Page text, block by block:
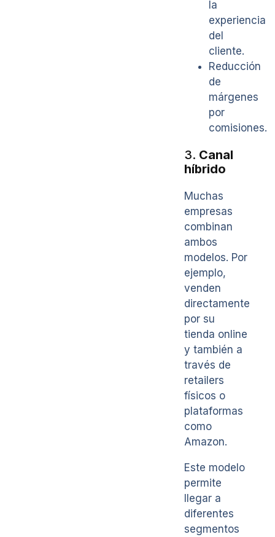
la
experiencia
del
cliente.
Reducción
de
márgenes
por
comisiones.
3. Canal
híbrido
Muchas
empresas
combinan
ambos
modelos. Por
ejemplo,
venden
directamente
por su
tienda online
y también a
través de
retailers
físicos o
plataformas
como
Amazon.
Este modelo
permite
llegar a
diferentes
segmentos